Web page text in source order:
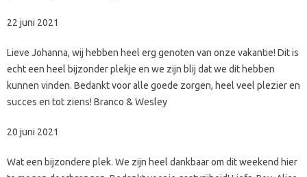
22 juni 2021
Lieve Johanna, wij hebben heel erg genoten van onze vakantie! Dit is
echt een heel bijzonder plekje en we zijn blij dat we dit hebben
kunnen vinden. Bedankt voor alle goede zorgen, heel veel plezier en
succes en tot ziens! Branco & Wesley
20 juni 2021
Wat een bijzondere plek. We zijn heel dankbaar om dit weekend hier